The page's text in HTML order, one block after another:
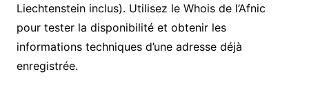
Liechtenstein inclus). Utilisez le Whois de l’Afnic
pour tester la disponibilité et obtenir les
informations techniques d’une adresse déjà
enregistrée.